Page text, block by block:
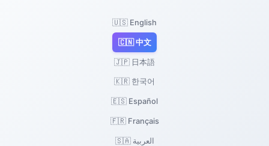
🇺🇸 English
🇨🇳 中文
🇯🇵 日本語
🇰🇷 한국어
🇪🇸 Español
🇫🇷 Français
🇸🇦 العربية